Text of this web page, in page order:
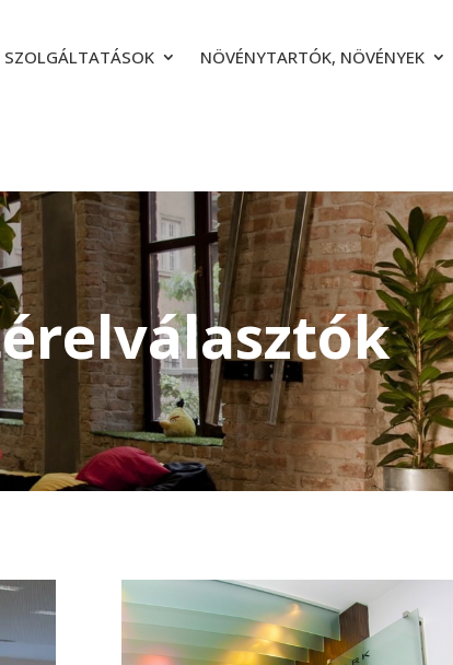
SZOLGÁLTATÁSOK NÖVÉNYTARTÓK, NÖVÉNYEK